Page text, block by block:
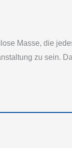
Masse, die
zu sein.